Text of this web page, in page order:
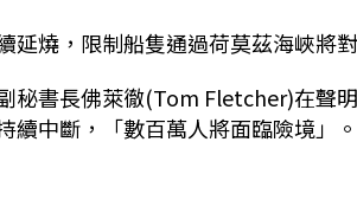
延燒，限制船隻通過荷莫茲海峽將
秘書長佛萊徹(Tom Fletcher)在聲
續中斷，「數百萬人將面臨險境」